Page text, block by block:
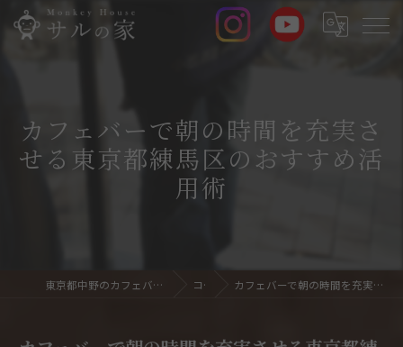
カフェバーで朝の時間を充実さ
せる東京都練馬区のおすすめ活
用術
東京都中野のカフェバーならサルの家 Monkey House コラム カフェバーで朝の時間を充実させる東京都練馬区のおすすめ活用術